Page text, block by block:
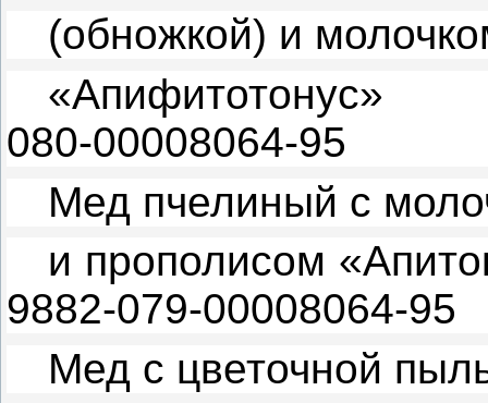
(обножкой) и
«Апифитотонус»
080-00008064-95
Мед пчелиный с
и прополисом
9882-079-00008064-95
Мед с цветочной